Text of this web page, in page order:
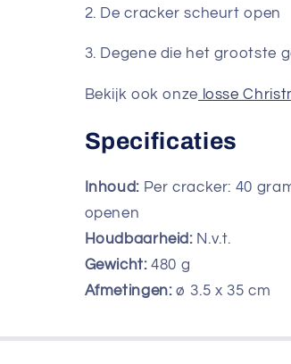
2. De cracker scheurt open
3. Degene die het grootste
Bekijk ook onze losse
Specificaties
Inhoud: Per cracker: 40
openen
Houdbaarheid: N.v.t.
Gewicht: 480 g
Afmetingen:ø 3.5 x 35 cm